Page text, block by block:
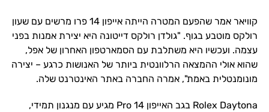
קוויאר אמר שהפעם המטרה הייתה אייפון 14 פרו מרשים עם שעון
רולקס מוטבע בגוף. "גולדן רולקס דייטונה היא יצירת אמנות בפני
עצמה. ועכשיו היא משתלבת עם הסמארטפון האחרון של אפל,
שהוא אולי ההמצאה הרלוונטית ביותר של האנושות כרגע – יצירה
מונומנטלית באמת", אמרה החברה באתר האינטרנט שלה.
Rolex Daytona בגב האייפון 14 Pro מגיע עם מנגנון תמידי,